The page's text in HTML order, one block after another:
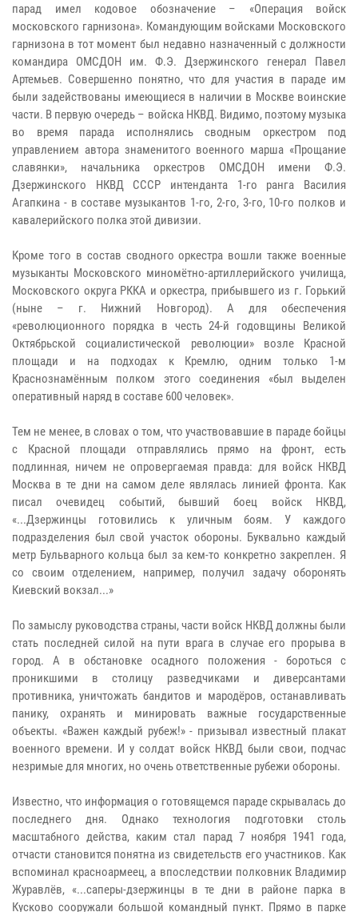
парад имел кодовое обозначение – «Операция войск
московского гарнизона». Командующим войсками Московского
гарнизона в тот момент был недавно назначенный с должности
командира ОМСДОН им. Ф.Э. Дзержинского генерал Павел
Артемьев. Совершенно понятно, что для участия в параде им
были задействованы имеющиеся в наличии в Москве воинские
части. В первую очередь – войска НКВД. Видимо, поэтому музыка
во время парада исполнялись сводным оркестром под
управлением автора знаменитого военного марша «Прощание
славянки», начальника оркестров ОМСДОН имени Ф.Э.
Дзержинского НКВД СССР интенданта 1-го ранга Василия
Агапкина - в составе музыкантов 1-го, 2-го, 3-го, 10-го полков и
кавалерийского полка этой дивизии.
Кроме того в состав сводного оркестра вошли также военные
музыканты Московского миномётно-артиллерийского училища,
Московского округа РККА и оркестра, прибывшего из г. Горький
(ныне – г. Нижний Новгород). А для обеспечения
«революционного порядка в честь 24-й годовщины Великой
Октябрьской социалистической революции» возле Красной
площади и на подходах к Кремлю, одним только 1-м
Краснознамённым полком этого соединения «был выделен
оперативный наряд в составе 600 человек».
Тем не менее, в словах о том, что участвовавшие в параде бойцы
с Красной площади отправлялись прямо на фронт, есть
подлинная, ничем не опровергаемая правда: для войск НКВД
Москва в те дни на самом деле являлась линией фронта. Как
писал очевидец событий, бывший боец войск НКВД,
«...Дзержинцы готовились к уличным боям. У каждого
подразделения был свой участок обороны. Буквально каждый
метр Бульварного кольца был за кем-то конкретно закреплен. Я
со своим отделением, например, получил задачу оборонять
Киевский вокзал...»
По замыслу руководства страны, части войск НКВД должны были
стать последней силой на пути врага в случае его прорыва в
город. А в обстановке осадного положения - бороться с
проникшими в столицу разведчиками и диверсантами
противника, уничтожать бандитов и мародёров, останавливать
панику, охранять и минировать важные государственные
объекты. «Важен каждый рубеж!» - призывал известный плакат
военного времени. И у солдат войск НКВД были свои, подчас
незримые для многих, но очень ответственные рубежи обороны.
Известно, что информация о готовящемся параде скрывалась до
последнего дня. Однако технология подготовки столь
масштабного действа, каким стал парад 7 ноября 1941 года,
отчасти становится понятна из свидетельств его участников. Как
вспоминал красноармеец, а впоследствии полковник Владимир
Журавлёв, «...саперы-дзержинцы в те дни в районе парка в
Кусково сооружали большой командный пункт. Прямо в парке